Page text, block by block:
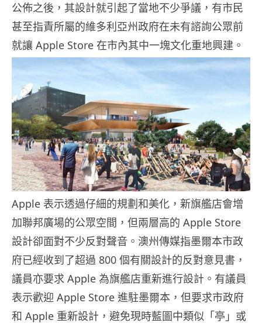
公佈之後，其設計就引起了當地不少爭議，有市民
甚至指責所屬的維多利亞州政府在未有諮詢公眾前
就讓 Apple Store 在市內其中一塊文化重地興建。
Apple 表示透過仔細的規劃和美化，新旗艦店會增
加聯邦廣場的公眾空間，但兩層高的 Apple Store
設計卻面對不少反對聲音。澳州傳媒指墨爾本市政
府已經收到了超過 800 個有關設計的反對意見書，
議員亦要求 Apple 為旗艦店重新進行設計。有議員
表示歡迎 Apple Store 進駐墨爾本，但要求市政府
和 Apple 重新設計，避免現時藍圖中類似「亭」或